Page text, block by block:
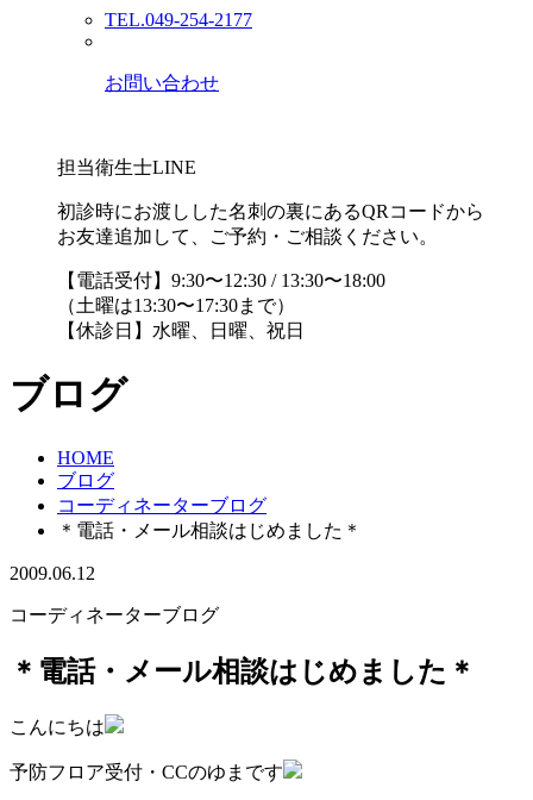
TEL.049-254-2177
お問い合わせ
担当衛生士LINE
初診時にお渡しした名刺の裏にあるQRコードから
お友達追加して、ご予約・ご相談ください。
【電話受付】9:30〜12:30 / 13:30〜18:00
（土曜は13:30〜17:30まで）
【休診日】水曜、日曜、祝日
ブログ
HOME
ブログ
コーディネーターブログ
＊電話・メール相談はじめました＊
2009.06.12
コーディネーターブログ
＊電話・メール相談はじめました＊
こんにちは
予防フロア受付・CCのゆまです